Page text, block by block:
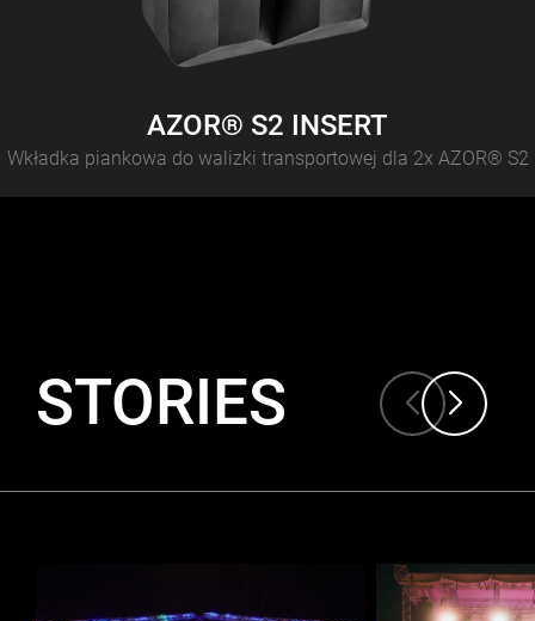
AZOR® S2 INSERT
Wkładka piankowa do walizki transportowej dla 2x AZOR® S2
STORIES